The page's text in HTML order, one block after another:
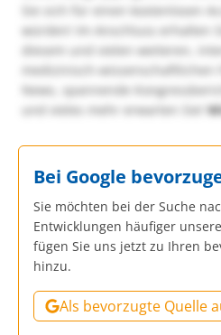
Sie sich für einen kostenlosen
würden! Im Anschluss erhalten
diesem und vielen weiteren,
medizinisch-wissenschaftlichen
News, spannende
und vieles mehr erwarten Sie!
Bei Google
Sie möchten bei der Suche
Entwicklungen häufiger
fügen Sie uns jetzt zu Ihren
hinzu.
Als bevorzugte Quelle